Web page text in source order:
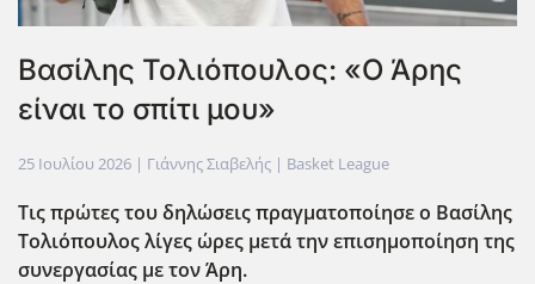
Βασίλης Τολιόπουλος: «Ο Άρης
είναι το σπίτι μου»
25 Ιουλίου 2026 | Γιάννης Σιαβελής | Basket League
Tις πρώτες του δηλώσεις πραγματοποίησε ο Βασίλης
Τολιόπουλος λίγες ώρες μετά την επισημοποίηση της
συνεργασίας με τον Άρη.